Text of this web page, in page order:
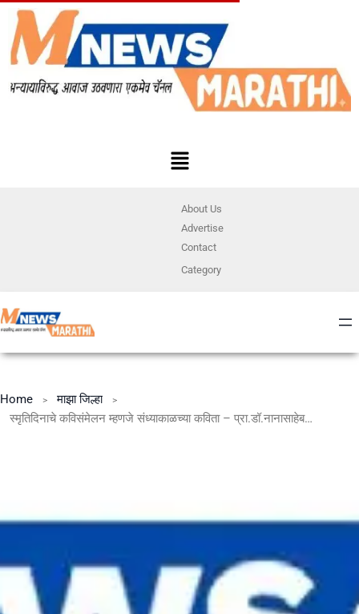
About Us
Advertise
Contact
Category
Home
माझा जिल्हा
स्मृतिदिनाचे कविसंमेलन म्हणजे संध्याकाळच्या कविता – प्रा.डॉ.नानासाहेब झगडे